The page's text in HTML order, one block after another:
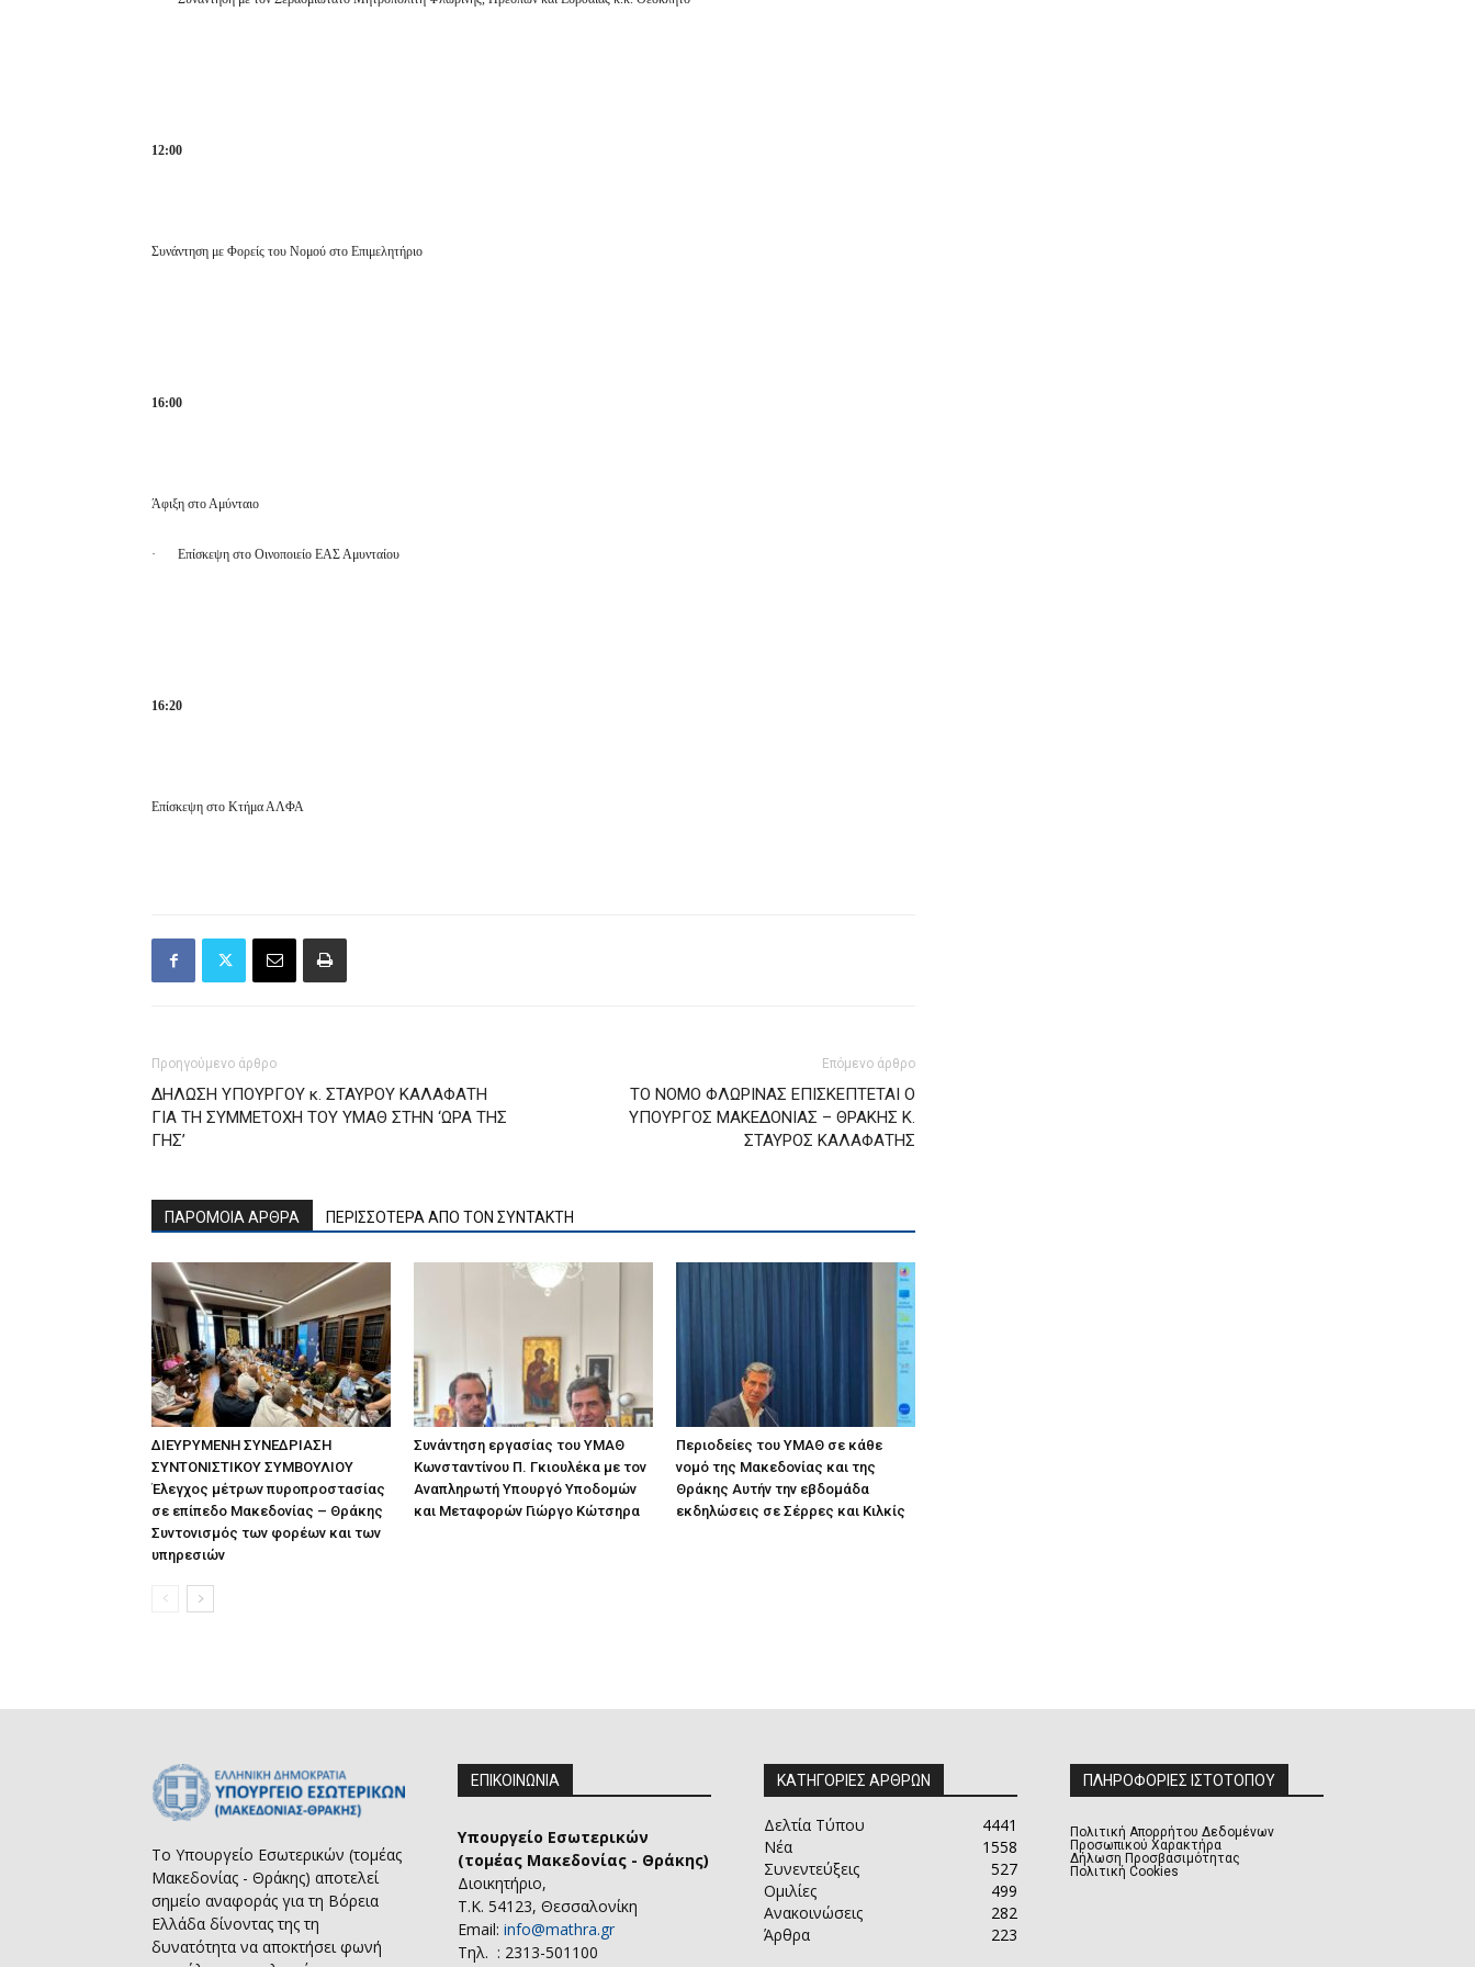
12:00
Συνάντηση με Φορείς του Νομού στο Επιμελητήριο
16:00
Άφιξη στο Αμύνταιο
· Επίσκεψη στο Οινοποιείο ΕΑΣ Αμυνταίου
16:20
Επίσκεψη στο Κτήμα ΑΛΦΑ
Προηγούμενο άρθρο
ΔΗΛΩΣΗ ΥΠΟΥΡΓΟΥ κ. ΣΤΑΥΡΟΥ ΚΑΛΑΦΑΤΗ
ΓΙΑ ΤΗ ΣΥΜΜΕΤΟΧΗ ΤΟΥ ΥΜΑΘ ΣΤΗΝ ‘ΩΡΑ ΤΗΣ
ΓΗΣ’
Επόμενο άρθρο
ΤΟ ΝΟΜΟ ΦΛΩΡΙΝΑΣ ΕΠΙΣΚΕΠΤΕΤΑΙ Ο
ΥΠΟΥΡΓΟΣ ΜΑΚΕΔΟΝΙΑΣ – ΘΡΑΚΗΣ Κ.
ΣΤΑΥΡΟΣ ΚΑΛΑΦΑΤΗΣ
ΠΑΡΟΜΟΙΑ ΑΡΘΡΑ ΠΕΡΙΣΣΟΤΕΡΑ ΑΠΟ ΤΟΝ ΣΥΝΤΑΚΤΗ
ΔΙΕΥΡΥΜΕΝΗ ΣΥΝΕΔΡΙΑΣΗ
ΣΥΝΤΟΝΙΣΤΙΚΟΥ ΣΥΜΒΟΥΛΙΟΥ
Έλεγχος μέτρων πυροπροστασίας
σε επίπεδο Μακεδονίας – Θράκης
Συντονισμός των φορέων και των
υπηρεσιών
Συνάντηση εργασίας του ΥΜΑΘ
Κωνσταντίνου Π. Γκιουλέκα με τον
Αναπληρωτή Υπουργό Υποδομών
και Μεταφορών Γιώργο Κώτσηρα
Περιοδείες του ΥΜΑΘ σε κάθε
νομό της Μακεδονίας και της
Θράκης Αυτήν την εβδομάδα
εκδηλώσεις σε Σέρρες και Κιλκίς
Το Υπουργείο Εσωτερικών (τομέας
Μακεδονίας - Θράκης) αποτελεί
σημείο αναφοράς για τη Βόρεια
Ελλάδα δίνοντας της τη
δυνατότητα να αποκτήσει φωνή
ΕΠΙΚΟΙΝΩΝΙΑ
Υπουργείο Εσωτερικών
(τομέας Μακεδονίας - Θράκης)
Διοικητήριο,
Τ.Κ. 54123, Θεσσαλονίκη
Email: info@mathra.gr
Τηλ. : 2313-501100
ΚΑΤΗΓΟΡΙΕΣ ΑΡΘΡΩΝ
Δελτία Τύπου
4441
Νέα
1558
Συνεντεύξεις
527
Ομιλίες
499
Ανακοινώσεις
282
Άρθρα
223
ΠΛΗΡΟΦΟΡΙΕΣ ΙΣΤΟΤΟΠΟΥ
Πολιτική Απορρήτου Δεδομένων
Προσωπικού Χαρακτήρα
Δήλωση Προσβασιμότητας
Πολιτική Cookies